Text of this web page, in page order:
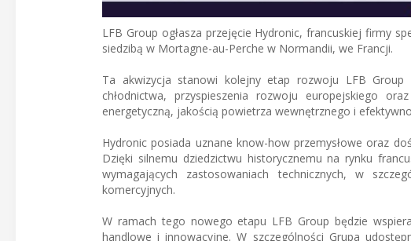
LFB Group ogłasza przejęcie Hydronic, francuskiej firmy
siedzibą w Mortagne-au-Perche w Normandii, we Francji.
Ta akwizycja stanowi kolejny etap rozwoju LFB
chłodnictwa, przyspieszenia rozwoju europejskiego
energetyczną, jakością powietrza wewnętrznego i
Hydronic posiada uznane know-how przemysłowe oraz
Dzięki silnemu dziedzictwu historycznemu na rynku
wymagających zastosowaniach technicznych, w
komercyjnych.
W ramach tego nowego etapu LFB Group będzie
handlowe i innowacyjne. W szczególności Grupa